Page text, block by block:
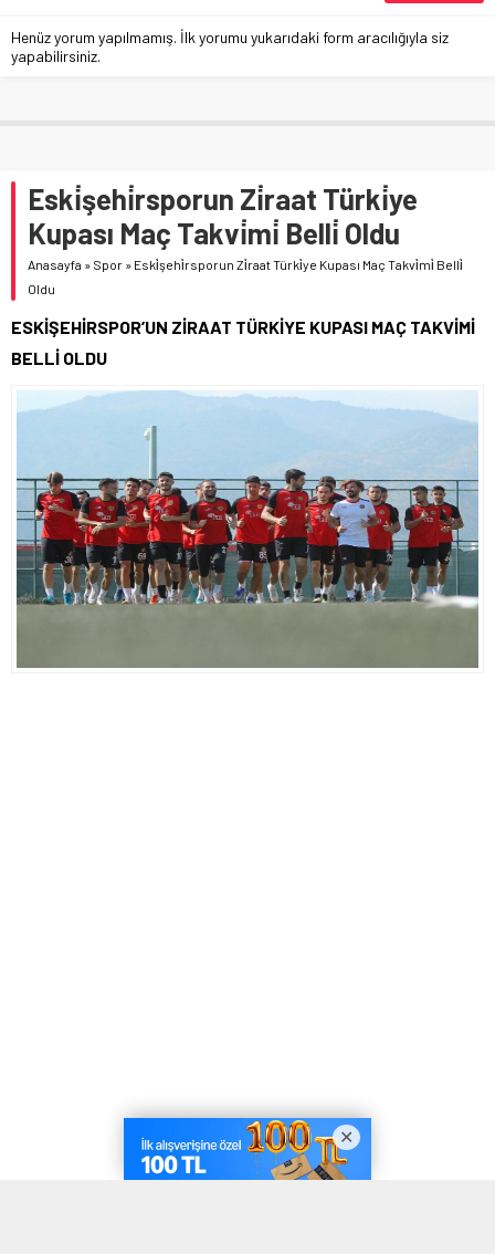
Henüz yorum yapılmamış. İlk yorumu yukarıdaki form aracılığıyla siz
yapabilirsiniz.
Eski̇şehi̇rsporun Zi̇raat Türki̇ye
Kupası Maç Takvi̇mi̇ Belli̇ Oldu
Anasayfa » Spor » Eski̇şehi̇rsporun Zi̇raat Türki̇ye Kupası Maç Takvi̇mi̇ Belli̇
Oldu
ESKİŞEHİRSPOR’UN ZİRAAT TÜRKİYE KUPASI MAÇ TAKVİMİ
BELLİ OLDU